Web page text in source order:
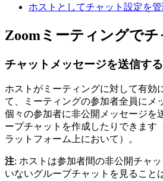
ホストとしてチャット設定を
Zoomミーティングで
チャットメッセージを送信する
ホストがミーティングに対して有効
て、ミーティングの参加者全員にメ
個々の参加者に非公開メッセージを
ープチャットを作成したりできます
ラットフォーム上において）。
注: ホストは参加者間の非公開チャ
いないグループチャットを見ること